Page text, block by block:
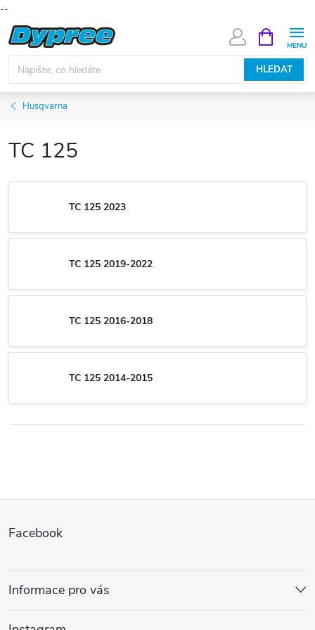
--
Přejít
na
obsah
HLEDAT
NÁKUPNÍ
KOŠÍK
Husqvarna
TC 125
TC 125 2023
TC 125 2019-2022
TC 125 2016-2018
TC 125 2014-2015
p
a
Facebook
Informace pro vás